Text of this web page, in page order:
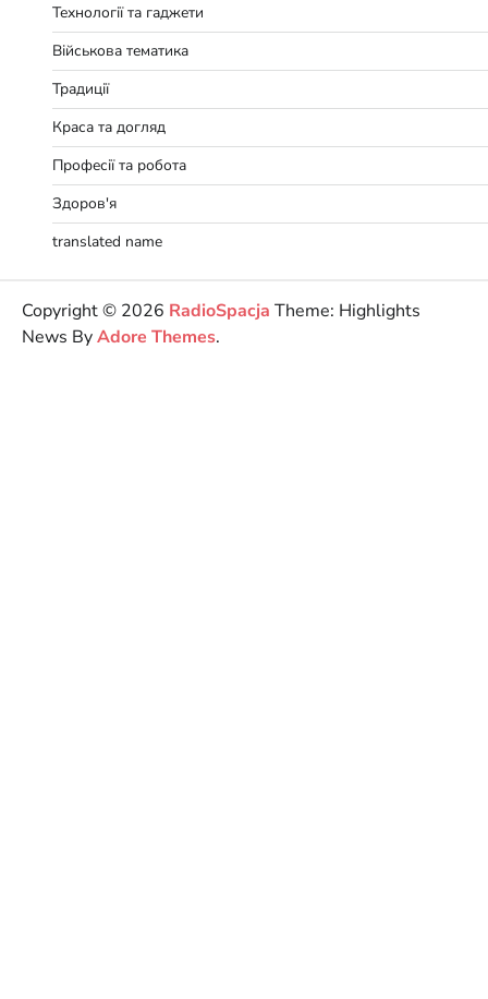
Технології та гаджети
Військова тематика
Традиції
Краса та догляд
Професії та робота
Здоров'я
translated name
Copyright © 2026 RadioSpacja Theme: Highlights
News ByAdore Themes.